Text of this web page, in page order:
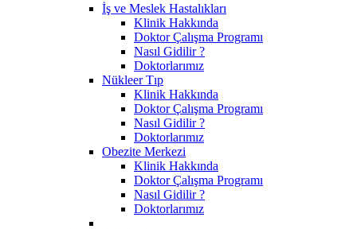
İş ve Meslek Hastalıkları
Klinik Hakkında
Doktor Çalışma Programı
Nasıl Gidilir ?
Doktorlarımız
Nükleer Tıp
Klinik Hakkında
Doktor Çalışma Programı
Nasıl Gidilir ?
Doktorlarımız
Obezite Merkezi
Klinik Hakkında
Doktor Çalışma Programı
Nasıl Gidilir ?
Doktorlarımız